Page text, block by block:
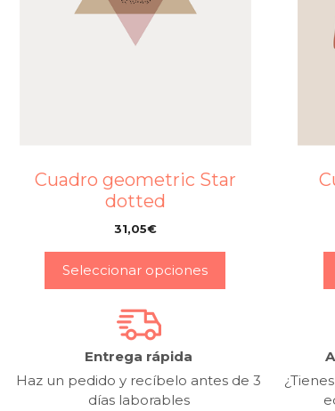
Cuadro geometric Star
dotted
31,05€
Seleccionar opciones
Entrega rápida
Haz un pedido y recíbelo antes de 3
días laborables